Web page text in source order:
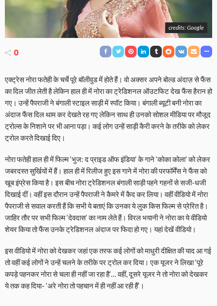
credits: Google
0
एक्ट्रेस नोरा फतेही के चर्चे पूरे बॉलीवुड में होते हैं। वो अक्सर अपने बोल्ड अंदाज़ से फैंस
का दिल जीत लेती है लेकिन हाल ही में नोरा का ट्रेडिशनल ऑउटफिट देख फैंस हैरान हो
गए। उन्हें पैपराजी ने बंगाली स्टाइल साड़ी में स्पॉट किया। बंगाली ब्यूटी बनी नोरा का
अंदाज फैंस दिल थाम कर देखते रह गए लेकिन साथ ही उनको सोशल मीडिया पर मौजूद
ट्रोल्स के निशाने पर भी आना पड़ा। कई लोग उन्हें साड़ी कैरी करने के तरीके को लेकर
ट्रोल करते दिखाई दिए।
नोरा फतेही हाल ही में फिल्म ‘भुज: द प्राइड ऑफ इंडिया’ के गाने ‘कोका कोला’ को लेकर
जबरदस्त सुर्खियों में हैं। हाल ही में रिलीज हुए इस गाने में नोरा की परफॉर्मेंस ने फैंस को
खूब इंप्रेस किया है। इस बीच नोरा ट्रेडिशनल बंगाली साड़ी पहने गहनों से सजी-धजी
दिखाई दीं। वहीं इस दौरान उन्हें पैपराजी ने कैमरे में कैद कर लिया। वहीं वीडियो में नोरा
पैपराजी से सवाल करती हैं कि सभी ये बताएं कि उनका ये लुक किस फिल्म से प्रेरित है।
जाहिर तौर पर सभी फिल्म ‘देवदास’ का नाम लेते हैं। विरल भयानी ने नोरा का ये वीडियो
शेयर किया तो फैंस उनके ट्रेडिशनल अंदाज पर फिदा हो गए। यहां देखें वीडियो।
इस वीडियो में नोरा को देखकर जहां एक तरफ कई लोगों को माधुरी दीक्षित की याद आ गई
तो वहीं कई लोगों ने उन्हें चलने के तरीके पर ट्रोल कर दिया। एक यूजर ने लिखा ‘पूरे
कपड़े पहनकर नोरा से चला ही नहीं जा रहा है’… वहीं, दूसरे यूजर ने तो नोरा को देखकर
ये तक कह दिया- ‘अरे नोरा तो पहचान में ही नहीं आ रही हैं’।